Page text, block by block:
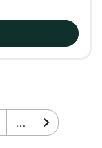
...